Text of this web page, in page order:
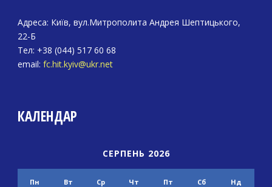
Адреса: Київ, вул.Митрополита Андрея Шептицького,
22-Б
Тел: +38 (044) 517 60 68
email: fc.hit.kyiv@ukr.net
КАЛЕНДАР
СЕРПЕНЬ 2026
Пн Вт Ср Чт Пт Сб Нд